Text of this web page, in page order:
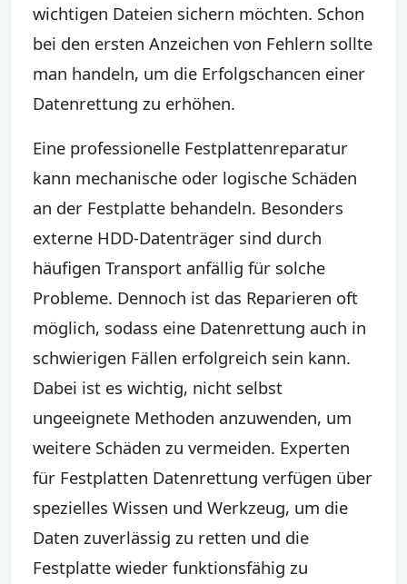
wichtigen Dateien sichern möchten. Schon
bei den ersten Anzeichen von Fehlern sollte
man handeln, um die Erfolgschancen einer
Datenrettung zu erhöhen.
Eine professionelle Festplattenreparatur
kann mechanische oder logische Schäden
an der Festplatte behandeln. Besonders
externe HDD-Datenträger sind durch
häufigen Transport anfällig für solche
Probleme. Dennoch ist das Reparieren oft
möglich, sodass eine Datenrettung auch in
schwierigen Fällen erfolgreich sein kann.
Dabei ist es wichtig, nicht selbst
ungeeignete Methoden anzuwenden, um
weitere Schäden zu vermeiden. Experten
für Festplatten Datenrettung verfügen über
spezielles Wissen und Werkzeug, um die
Daten zuverlässig zu retten und die
Festplatte wieder funktionsfähig zu